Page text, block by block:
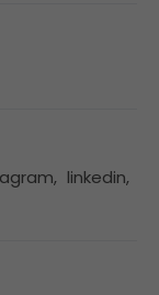
, linkedin,